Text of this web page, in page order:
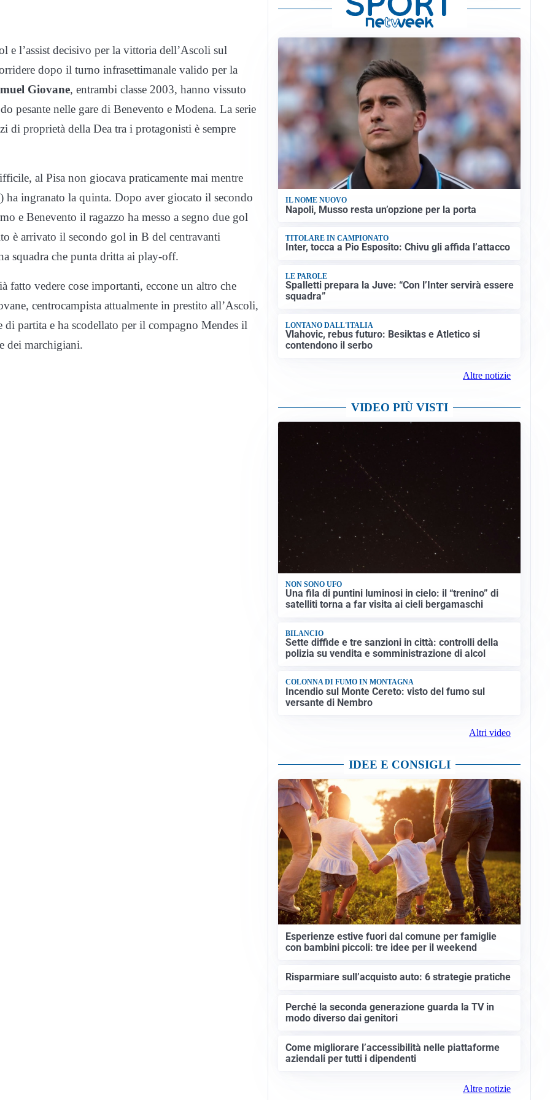
l’assist decisivo per la vittoria dell’Ascoli sul
dopo il turno infrasettimanale valido per la
Giovane, entrambi classe 2003, hanno vissuto
pesante nelle gare di Benevento e Modena. La serie
di proprietà della Dea tra i protagonisti è sempre
al Pisa non giocava praticamente mai mentre
) ha ingranato la quinta. Dopo aver giocato il secondo
e Benevento il ragazzo ha messo a segno due gol
è arrivato il secondo gol in B del centravanti
squadra che punta dritta ai play-off.
fatto vedere cose importanti, eccone un altro che
centrocampista attualmente in prestito all’Ascoli,
partita e ha scodellato per il compagno Mendes il
dei marchigiani.
IL NOME NUOVO
Napoli, Musso resta un’opzione per la porta
TITOLARE IN CAMPIONATO
Inter, tocca a Pio Esposito: Chivu gli affida l’attacco
LE PAROLE
Spalletti prepara la Juve: “Con l’Inter servirà essere
squadra”
LONTANO DALL'ITALIA
Vlahovic, rebus futuro: Besiktas e Atletico si
contendono il serbo
Altre notizie
VIDEO PIÙ VISTI
NON SONO UFO
Una fila di puntini luminosi in cielo: il “trenino” di
satelliti torna a far visita ai cieli bergamaschi
BILANCIO
Sette diffide e tre sanzioni in città: controlli della
polizia su vendita e somministrazione di alcol
COLONNA DI FUMO IN MONTAGNA
Incendio sul Monte Cereto: visto del fumo sul
versante di Nembro
Altri video
IDEE E CONSIGLI
Esperienze estive fuori dal comune per famiglie
con bambini piccoli: tre idee per il weekend
Risparmiare sull’acquisto auto: 6 strategie pratiche
Perché la seconda generazione guarda la TV in
modo diverso dai genitori
Come migliorare l’accessibilità nelle piattaforme
aziendali per tutti i dipendenti
Altre notizie